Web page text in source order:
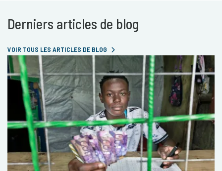
Derniers articles de blog
VOIR TOUS LES ARTICLES DE BLOG